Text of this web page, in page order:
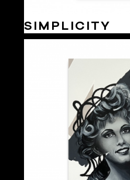
SIMPLICITY